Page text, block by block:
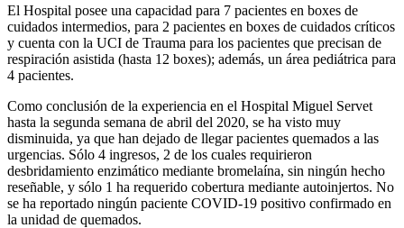
El Hospital posee una capacidad para 7 pacientes en boxes de
cuidados intermedios, para 2 pacientes en boxes de cuidados críticos
y cuenta con la UCI de Trauma para los pacientes que precisan de
respiración asistida (hasta 12 boxes); además, un área pediátrica para
4 pacientes.
Como conclusión de la experiencia en el Hospital Miguel Servet
hasta la segunda semana de abril del 2020, se ha vis­to muy
disminuida, ya que han dejado de llegar pacien­tes quemados a las
urgencias. Sólo 4 ingresos, 2 de los cuales requirieron
desbridamiento enzimático mediante bromelaína, sin ningún hecho
rese­ñable, y sólo 1 ha requerido cobertura mediante autoin­jertos. No
se ha reportado ningún paciente COVID-19 po­sitivo confirmado en
la unidad de quemados.